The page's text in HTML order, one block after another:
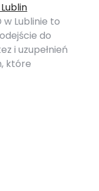
Lublinie to
do
i uzupełnień
które